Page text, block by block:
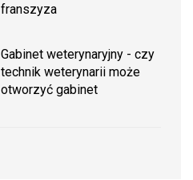
franszyza
Gabinet weterynaryjny - czy
technik weterynarii może
otworzyć gabinet